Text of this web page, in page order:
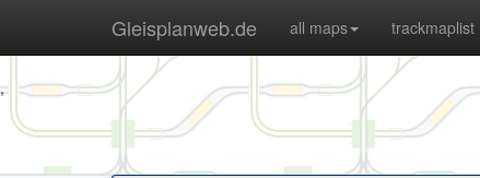
,
Gleisplanweb.de all maps trackmaplist